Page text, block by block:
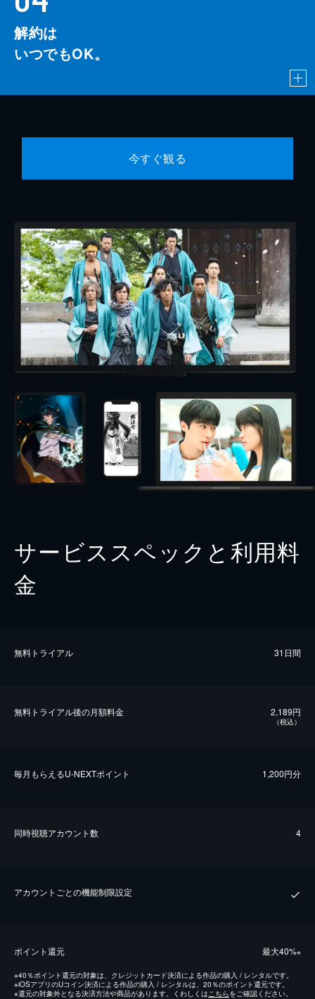
解約は
いつでもOK。
今すぐ観る
サービススペックと利用料
金
無料トライアル 31日間
無料トライアル後の⽉額料金 2,189円
（税込）
毎⽉もらえるU-NEXTポイント 1,200円分
同時視聴アカウント数 4
アカウントごとの機能制限設定
ポイント還元 最⼤40%※
※40％ポイント還元の対象は、クレジットカード決済による作品の購入 / レンタルです。
※iOSアプリのUコイン決済による作品の購入 / レンタルは、20％のポイント還元です。
※還元の対象外となる決済方法や商品があります。くわしくは こちらをご確認ください。